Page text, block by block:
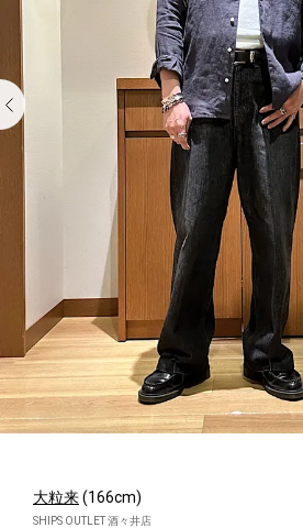
大粒来(166cm)
SHIPS OUTLET 酒々井店